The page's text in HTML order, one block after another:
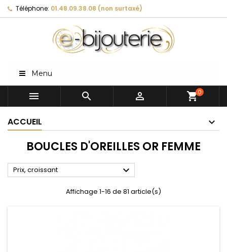
Téléphone: 01.48.09.38.08 (non surtaxé)
Menu
   shopping_cart0
ACCUEIL
BOUCLES D'OREILLES OR FEMME
Prix, croissant 
Affichage 1-16 de 81 article(s)